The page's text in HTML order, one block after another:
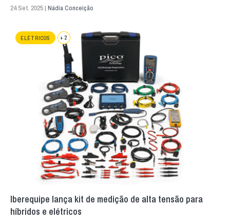
24 Set. 2025 | Nádia Conceição
ELÉTRICOS + 2
Iberequipe lança kit de medição de alta tensão para
híbridos e elétricos